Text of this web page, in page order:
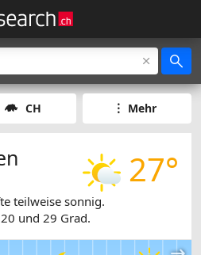
CH Mehr
27°
teilweise sonnig.
und 29 Grad.